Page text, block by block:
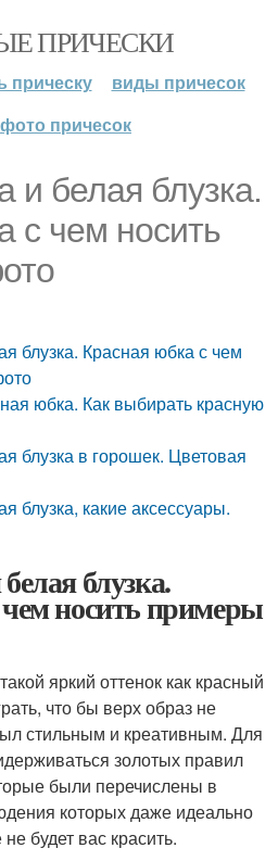
ПРИЧЕСКИ
прическу
виды причесок
фото причесок
и белая блузка.
с чем носить
блузка. Красная юбка с чем
юбка. Как выбирать красную
блузка в горошек. Цветовая
блузка, какие аксессуары.
блузка.
носить примеры
яркий оттенок как красный
что бы верх образ не
стильным и креативным. Для
золотых правил
были перечислены в
которых даже идеально
будет вас красить.